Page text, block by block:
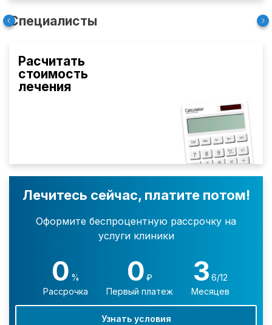
Специалисты
Расчитать
стоимость
лечения
Лечитесь сейчас, платите потом!
Оформите беспроцентную рассрочку на
услуги клиники
0 %
Рассрочка
0 ₽
Первый платеж
3 6/12
Месяцев
Узнать условия